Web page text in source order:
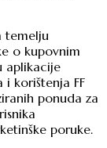
temelju
o kupovnim
aplikacije
korištenja FF
ponuda za
poruke.